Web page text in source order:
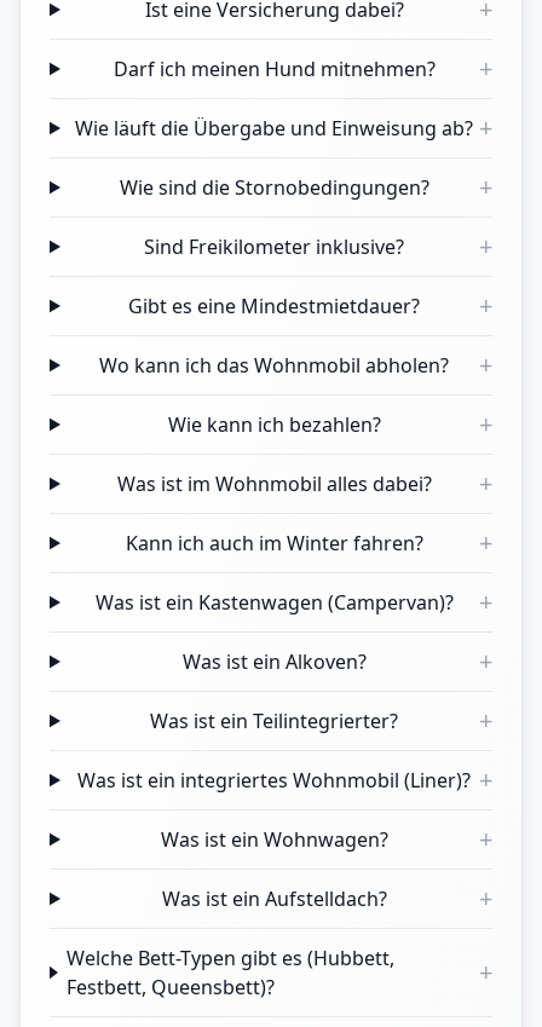
Ist eine Versicherung dabei? +
Darf ich meinen Hund mitnehmen? +
Wie läuft die Übergabe und Einweisung ab? +
Wie sind die Stornobedingungen? +
Sind Freikilometer inklusive? +
Gibt es eine Mindestmietdauer? +
Wo kann ich das Wohnmobil abholen? +
Wie kann ich bezahlen? +
Was ist im Wohnmobil alles dabei? +
Kann ich auch im Winter fahren? +
Was ist ein Kastenwagen (Campervan)? +
Was ist ein Alkoven? +
Was ist ein Teilintegrierter? +
Was ist ein integriertes Wohnmobil (Liner)? +
Was ist ein Wohnwagen? +
Was ist ein Aufstelldach? +
Welche Bett-Typen gibt es (Hubbett,
Festbett, Queensbett)?
+